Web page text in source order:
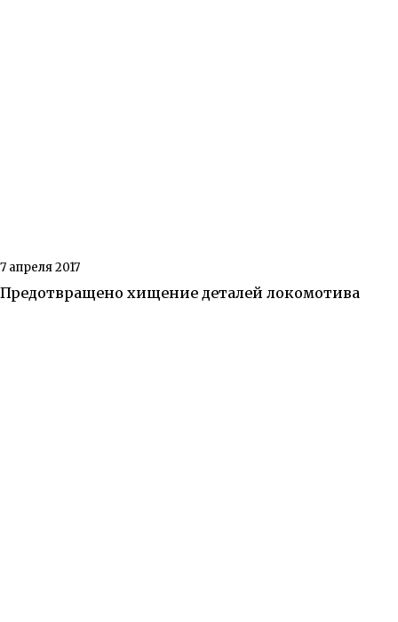
7 апреля 2017
Предотвращено хищение деталей локомотива